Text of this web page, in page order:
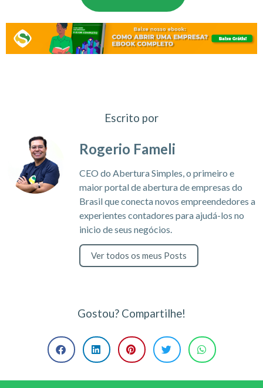
Escrito por
Rogerio Fameli
CEO do Abertura Simples, o primeiro e
maior portal de abertura de empresas do
Brasil que conecta novos empreendedores a
experientes contadores para ajudá-los no
inicio de seus negócios.
Ver todos os meus Posts
Gostou? Compartilhe!